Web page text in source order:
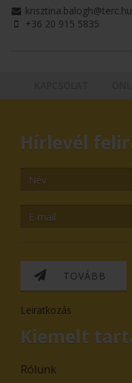
krisztina.balogh@terc.hu
+36 20 915 5835
Hírlevél
TOVÁBB
Leiratkozás
Kiemelt
Rólunk